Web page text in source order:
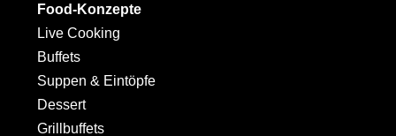
Food-Konzepte
Live Cooking
Buffets
Suppen & Eintöpfe
Dessert
Grillbuffets